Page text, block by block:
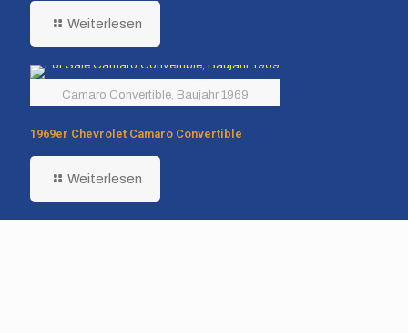
Weiterlesen
Camaro Convertible, Baujahr 1969
1969er Chevrolet Camaro Convertible
Weiterlesen